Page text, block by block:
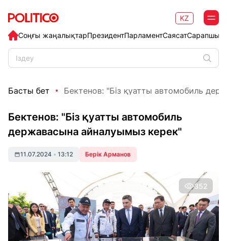
Соңғы жаңалықтарПрезидентПарламентСаясат
KZ
Басты бет Бектенов: "Біз қуатты автомобиль
Бектенов: "Біз қуатты автомобиль
державасына айналуымыз керек"
11.07.2024 • 13:12 Берік Арманов
352